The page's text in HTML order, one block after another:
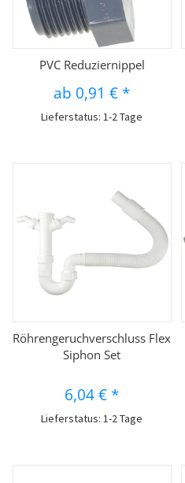
PVC Reduziernippel
ab 0,91 € *
Lieferstatus: 1-2 Tage
Röhrengeruchverschluss Flex
Siphon Set
6,04 € *
Lieferstatus: 1-2 Tage